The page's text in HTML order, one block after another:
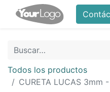
Todos los productos
CURETA LUCAS 3mm